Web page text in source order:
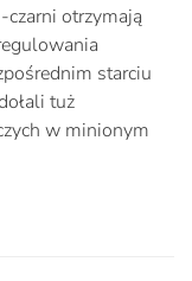
czarni otrzymają
starciu
tuż
w minionym